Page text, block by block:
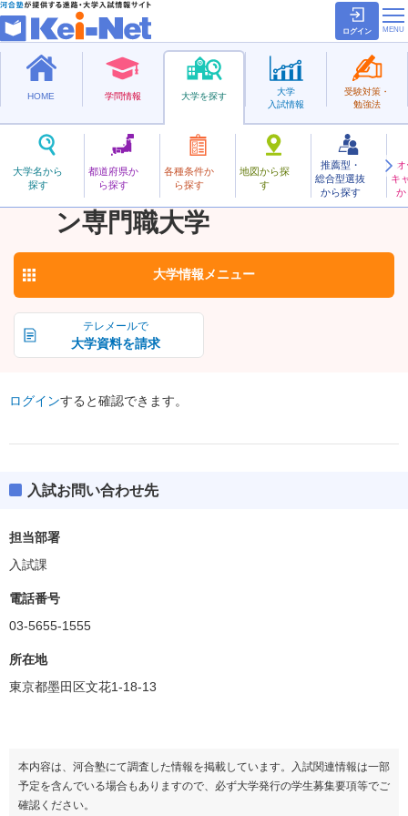
ログイン
HOME 学問情報 大学を探す
大学名から
探す
都道府県か
ら探す
各種条件か
ら探す
地図から探
す
推薦型・
総合型選抜
から探す
キ
か
大学
入試情報
受験対策・
勉強法
私立
じょうほうけいえいいのべーしょんせんもんしょく
情報経営イノベーショ
ン専門職大学
お気に入り
テレメールで
大学資料を請求
大学情報 メニュー
ログインすると確認できます。
入試お問い合わせ先
担当部署
入試課
電話番号
03-5655-1555
所在地
東京都墨田区文花1-18-13
本内容は、河合塾にて調査した情報を掲載しています。入試関連情報は一部
予定を含んでいる場合もありますので、必ず大学発行の学生募集要項等でご
確認ください。